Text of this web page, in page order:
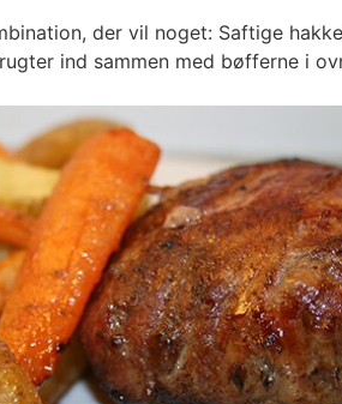
der vil noget: Saftige
ind sammen med bøfferne i